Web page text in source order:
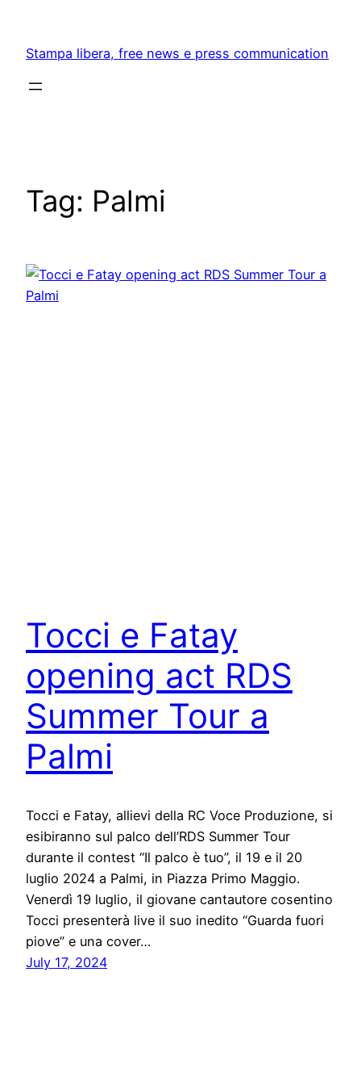
content
Stampa libera, free news e press communication
Tag: Palmi
Tocci e Fatay
opening act RDS
Summer Tour a
Palmi
Tocci e Fatay, allievi della RC Voce Produzione, si
esibiranno sul palco dell’RDS Summer Tour
durante il contest “Il palco è tuo”, il 19 e il 20
luglio 2024 a Palmi, in Piazza Primo Maggio.
Venerdì 19 luglio, il giovane cantautore cosentino
Tocci presenterà live il suo inedito “Guarda fuori
piove” e una cover…
July 17, 2024